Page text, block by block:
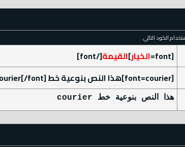
الكود التالي .
[font= الخيار]القيمة[/font]
[font=courier]هذا النص بنوعية خط courier[/font]
هذا النص بنوعية خط courier